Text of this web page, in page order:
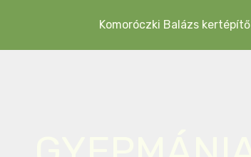
Komoróczki Balázs kertépítő